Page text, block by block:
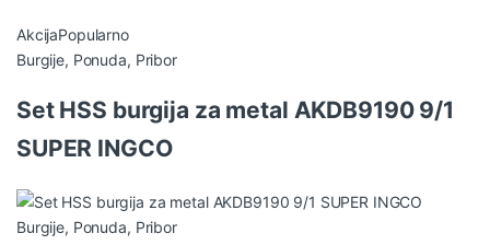
P
o
d
u
c
AkcijaPopularno
Burgije, Ponuda, Pribor
Set HSS burgija za metal AKDB9190 9/1
SUPER INGCO
Burgije, Ponuda, Pribor